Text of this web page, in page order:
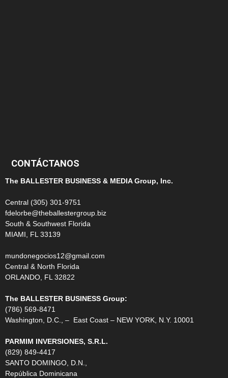
CONTÁCTANOS
The BALLESTER BUSINESS & MEDIA Group, Inc.
Central (305) 301-9751
fdelorbe@theballestergroup.biz
South & Southwest Florida
MIAMI, FL 33139
mundonegocios12@gmail.com
Central & North Florida
ORLANDO, FL 32822
The BALLESTER BUSINESS Group:
(786) 569-8471
Washington, D.C., – East Coast – NEW YORK, N.Y. 10001
PARMIM INVERSIONES, S.R.L.
(829) 849-4417
SANTO DOMINGO, D.N.,
República Dominicana